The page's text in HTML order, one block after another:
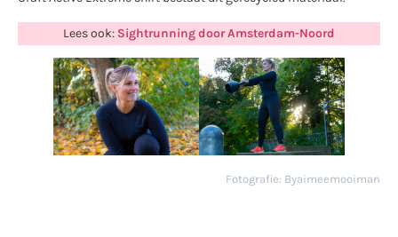
Lees ook: Sightrunning door Amsterdam-Noord
Fotografie: Byaimeemooiman